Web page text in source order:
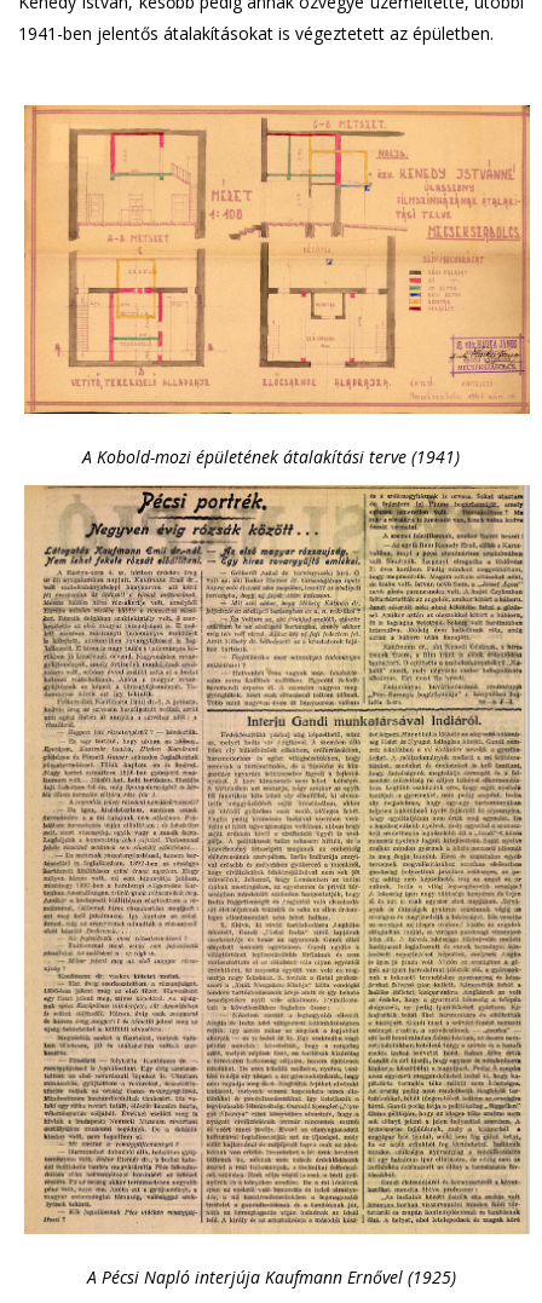
1941-ben jelentős átalakításokat is végeztetett az épületben.
A Kobold-mozi épületének átalakítási terve (1941)
A Pécsi Napló interjúja Kaufmann Ernővel (1925)